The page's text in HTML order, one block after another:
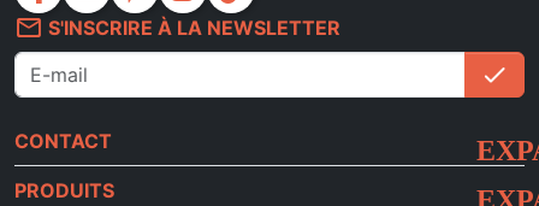
mail_outline S'INSCRIRE À LA NEWSLETTER
check
CONTACT
PRODUITS